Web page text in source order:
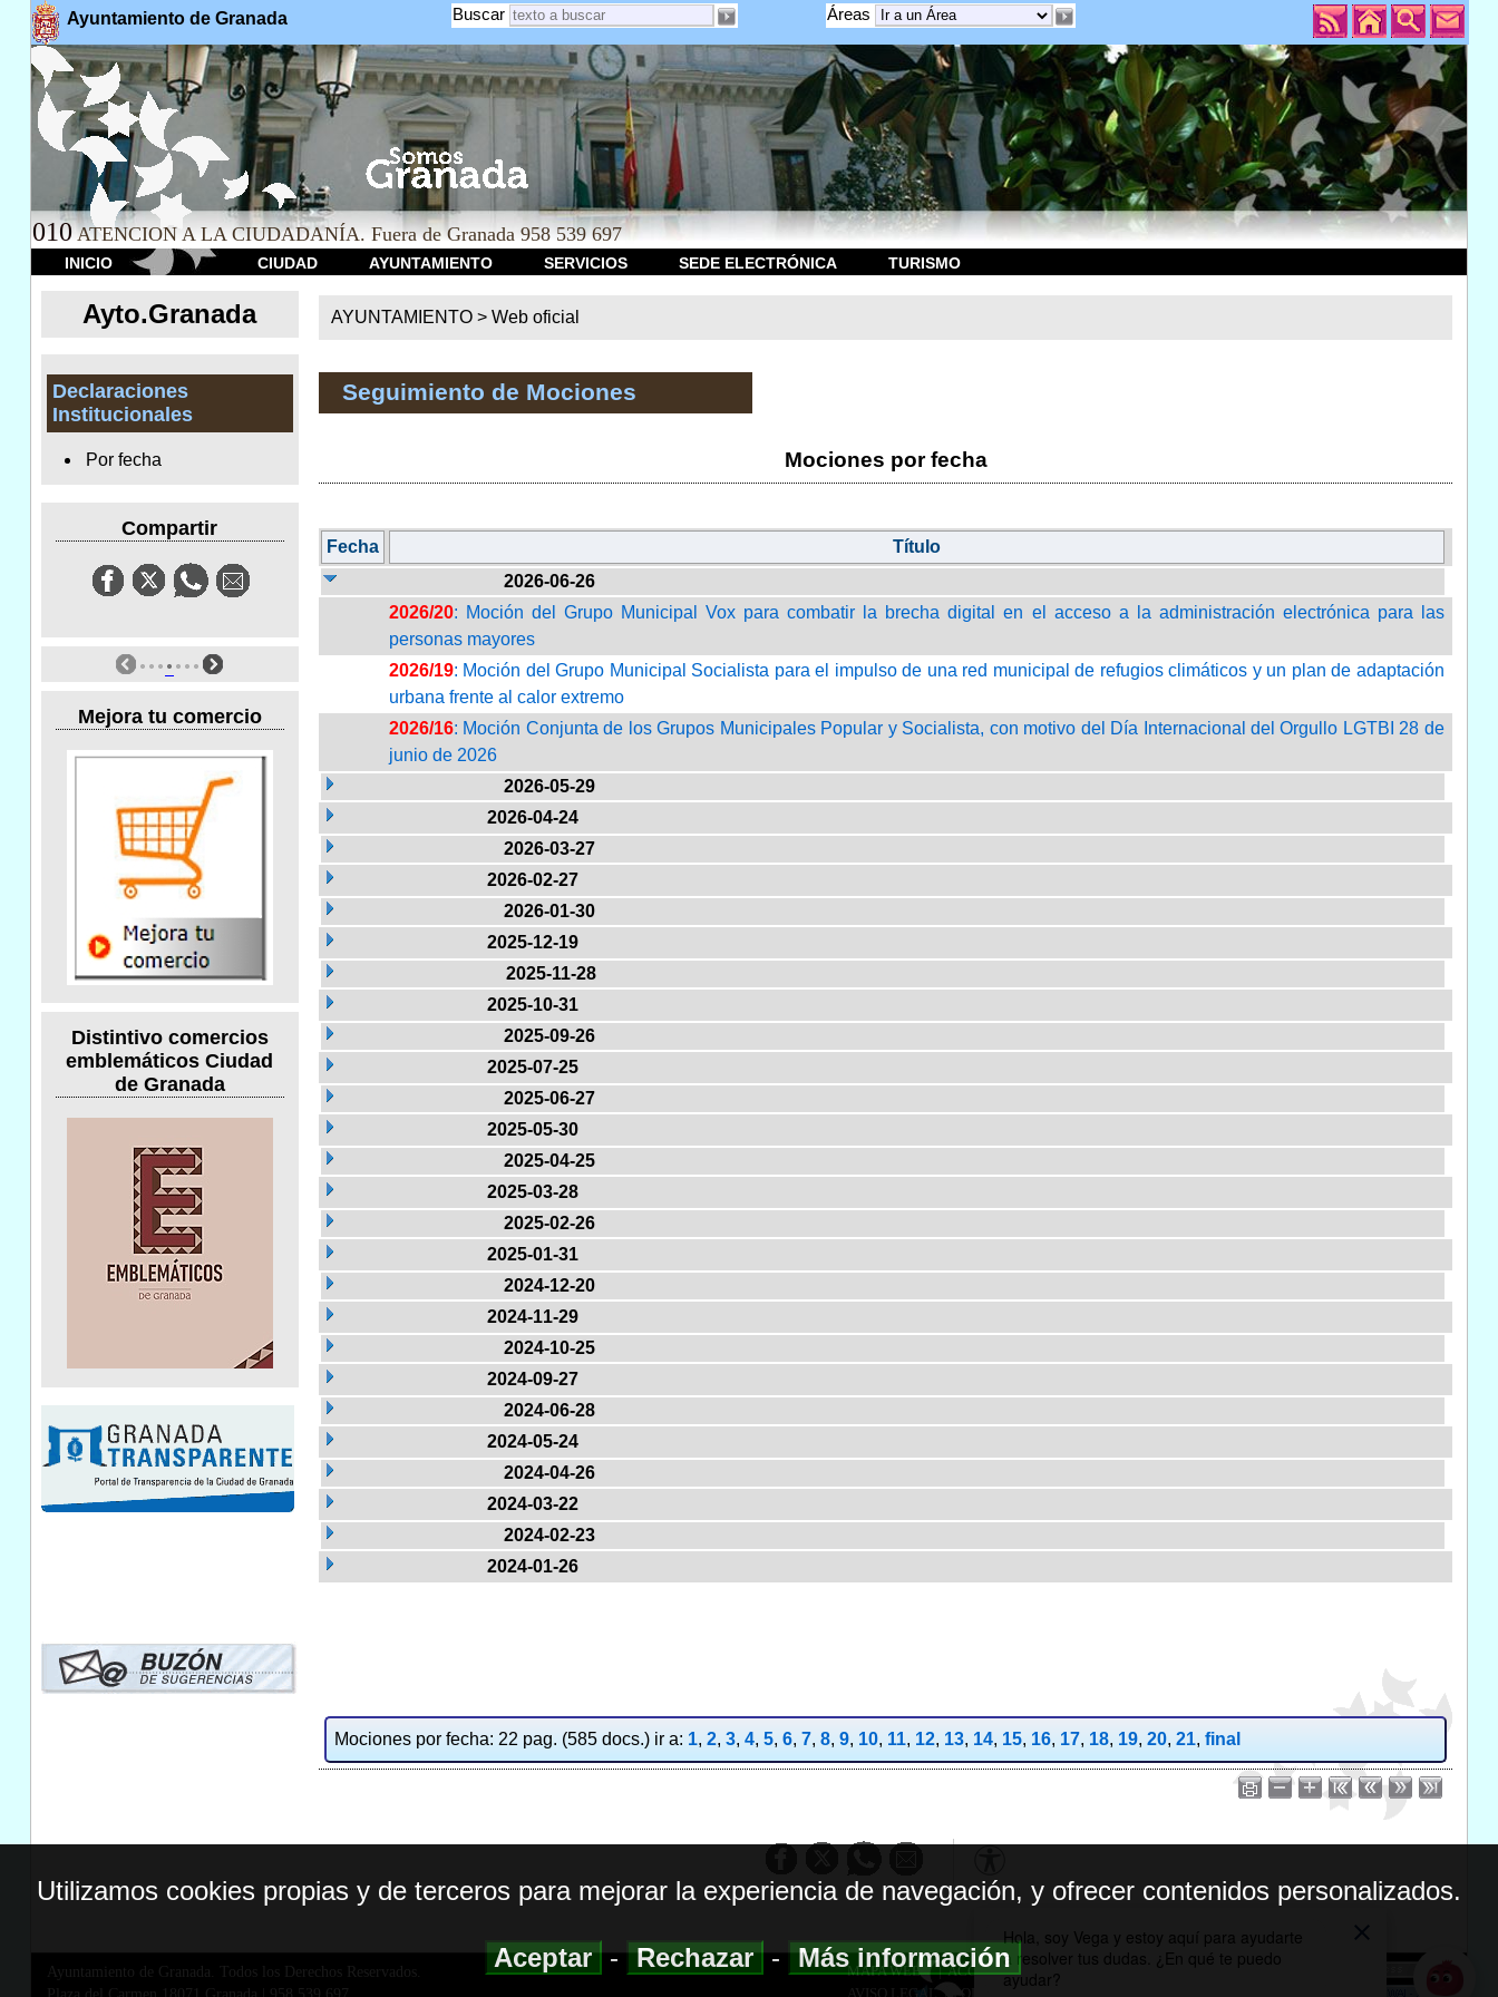
Ayuntamiento de Granada Áreas
Buscar
010 ATENCION A LA CIUDADANÍA. Fuera de Granada 958 539 697
INICIO CIUDAD AYUNTAMIENTO SERVICIOS SEDE ELECTRÓNICA TURISMO
Ayto.Granada
Declaraciones
Institucionales
Por fecha
Compartir
Mejora tu comercio
Distintivo comercios
emblemáticos Ciudad
de Granada
AYUNTAMIENTO > Web oficial
Seguimiento de Mociones
Mociones por fecha
Fecha
Título
2026-06-26
2026/20: Moción del Grupo Municipal Vox para combatir la brecha digital en el acceso a la administración electrónica para las
personas mayores
2026/19: Moción del Grupo Municipal Socialista para el impulso de una red municipal de refugios climáticos y un plan de adaptación
urbana frente al calor extremo
2026/16: Moción Conjunta de los Grupos Municipales Popular y Socialista, con motivo del Día Internacional del Orgullo LGTBI 28 de
junio de 2026
2026-05-29
2026-04-24
2026-03-27
2026-02-27
2026-01-30
2025-12-19
2025-11-28
2025-10-31
2025-09-26
2025-07-25
2025-06-27
2025-05-30
2025-04-25
2025-03-28
2025-02-26
2025-01-31
2024-12-20
2024-11-29
2024-10-25
2024-09-27
2024-06-28
2024-05-24
2024-04-26
2024-03-22
2024-02-23
2024-01-26
Mociones por fecha: 22 pag. (585 docs.) ir a: 1, 2, 3, 4, 5, 6, 7, 8, 9, 10, 11, 12, 13, 14, 15, 16, 17, 18, 19, 20, 21, final
Ayuntamiento de Granada. Todos los Derechos Reservados.
MAPA WEB|ACCESIBILIDAD
AVISO LEGAL| POLITICA DE PRIVACIDAD
Utilizamos cookies propias y de terceros para mejorar la experiencia de navegación, y ofrecer contenidos personalizados.
Aceptar-Rechazar-Más información